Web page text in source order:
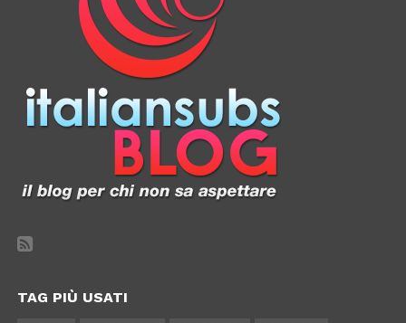
TAG PIÙ USATI